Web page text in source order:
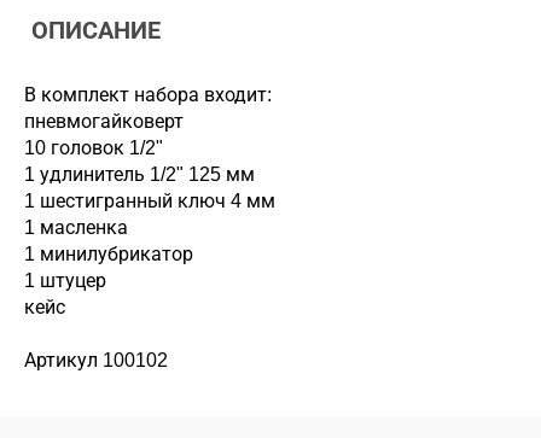
ОПИСАНИЕ
В комплект набора входит:
пневмогайковерт
10 головок 1/2"
1 удлинитель 1/2" 125 мм
1 шестигранный ключ 4 мм
1 масленка
1 минилубрикатор
1 штуцер
кейс
Артикул 100102